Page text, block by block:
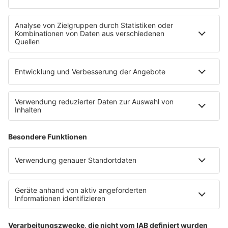
Uniklinik Tübingen eröffnet neues
Fahrradparkhaus
Die Uniklinik Tübingen hat ein neues Fahrradparkhaus
eröffnet. Direkt an der Medizinischen Klinik bietet es
E-Bikes über eine Photovoltaikanlage auf dem …
Impressum